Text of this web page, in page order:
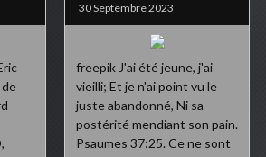
de
30 Septembre 2023
freepik J'ai été jeune, j'ai
vieilli; Et je n'ai point vu le
juste abandonné, Ni sa
postérité mendiant son pain.
Psaumes 37:25. Ce ne sont